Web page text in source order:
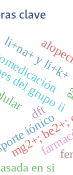
clave
del grupo ii
mg2+;iónico
li+na+ y li+k+
en si
dft